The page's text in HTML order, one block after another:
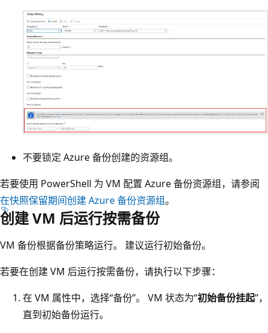
不要锁定 Azure 备份创建的资源组。
若要使用 PowerShell 为 VM 配置 Azure 备份资源组，请参阅
在快照保留期间创建 Azure 备份资源组。
创建 VM 后运行按需备份
VM 备份根据备份策略运行。 建议运行初始备份。
若要在创建 VM 后运行按需备份，请执行以下步骤：
在 VM 属性中，选择“备份”。 VM 状态为“初始备份挂起”，
直到初始备份运行。